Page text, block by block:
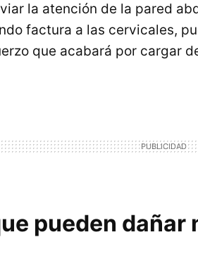
la atención de la pared
factura a las cervicales,
que acabará por cargar
pueden